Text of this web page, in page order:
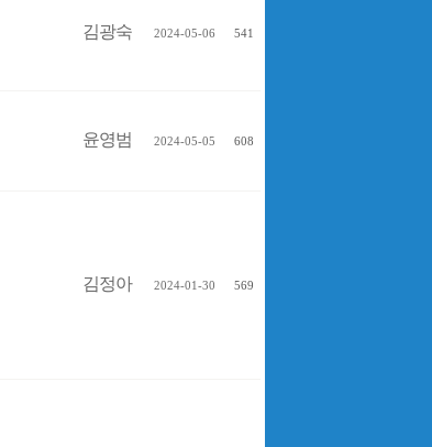
김광숙 2024-05-06 541
윤영범 2024-05-05 608
김정아 2024-01-30 569